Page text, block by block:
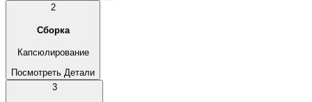
2
Сборка
Капсюлирование
Посмотреть Детали
3